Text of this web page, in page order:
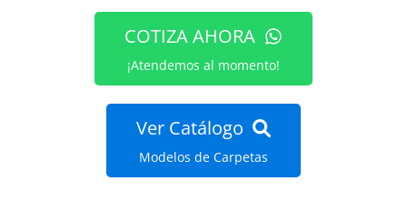
COTIZA AHORA
¡Atendemos al momento!
Ver Catálogo
Modelos de Carpetas